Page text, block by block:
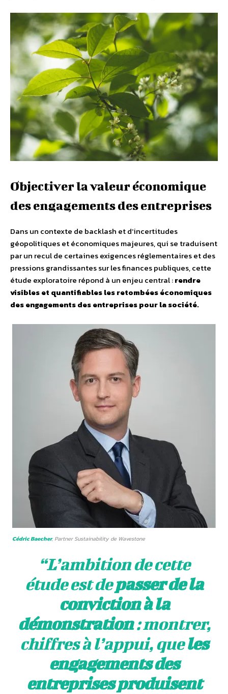
Objectiver la valeur économique
des engagements des entreprises
Dans un contexte de backlash et d’incertitudes
géopolitiques et économiques majeures, qui se traduisent
par un recul de certaines exigences réglementaires et des
pressions grandissantes sur les finances publiques, cette
étude exploratoire répond à un enjeu central :rendre
visibles et quantifiables les retombées économiques
des engagements des entreprises pour la société.
Cédric Baecher, Partner Sustainability de Wavestone
“L’ambition de cette
étude est depasser de la
conviction à la
démonstration: montrer,
chiffres à l’appui, queles
engagements des
entreprises produisent